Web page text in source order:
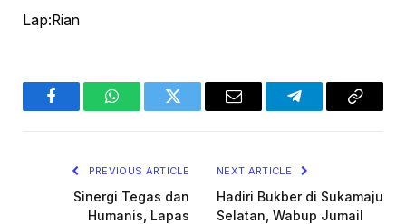
Lap:Rian
FacebookWhatsAppTwitter Email TelegramCopy
PREVIOUS ARTICLE
Sinergi Tegas dan
Humanis, Lapas
NEXT ARTICLE
Hadiri Bukber di Sukamaju
Selatan, Wabup Jumail